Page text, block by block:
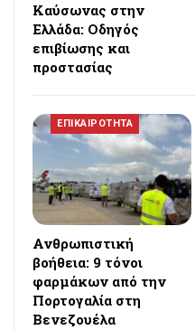
Καύσωνας στην
Ελλάδα: Οδηγός
επιβίωσης και
προστασίας
ΕΠΙΚΑΙΡΟΤΗΤΑ
Ανθρωπιστική
βοήθεια: 9 τόνοι
φαρμάκων από την
Πορτογαλία στη
Βενεζουέλα